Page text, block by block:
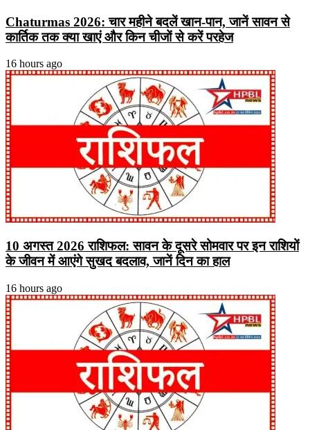
Chaturmas 2026: चार महीने बदलें खान-पान, जानें सावन से
कार्तिक तक क्या खाएं और किन चीजों से करें परहेज
16 hours ago
10 अगस्त 2026 राशिफल: सावन के दूसरे सोमवार पर इन राशियों
के जीवन में आएंगे सुखद बदलाव, जानें दिन का हाल
16 hours ago